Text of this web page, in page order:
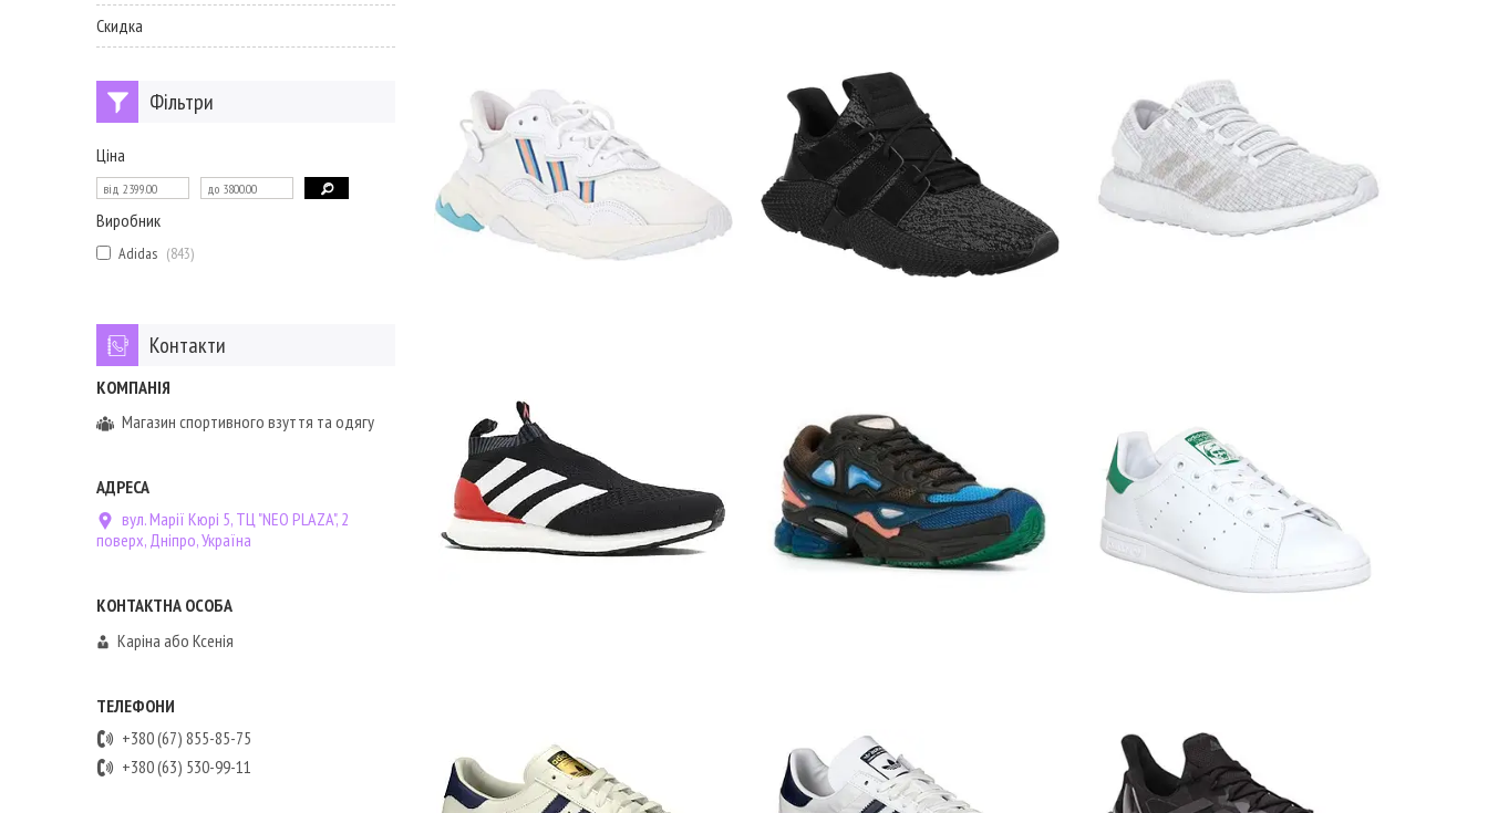
Скидка
Фільтри
Ціна
Виробник
Adidas 843
Контакти
Магазин спортивного взуття та одягу
вул. Марії Кюрі 5, ТЦ "NEO PLAZA", 2
поверх, Дніпро, Україна
Каріна або Ксенія
+380 (67) 855-85-75
+380 (63) 530-99-11